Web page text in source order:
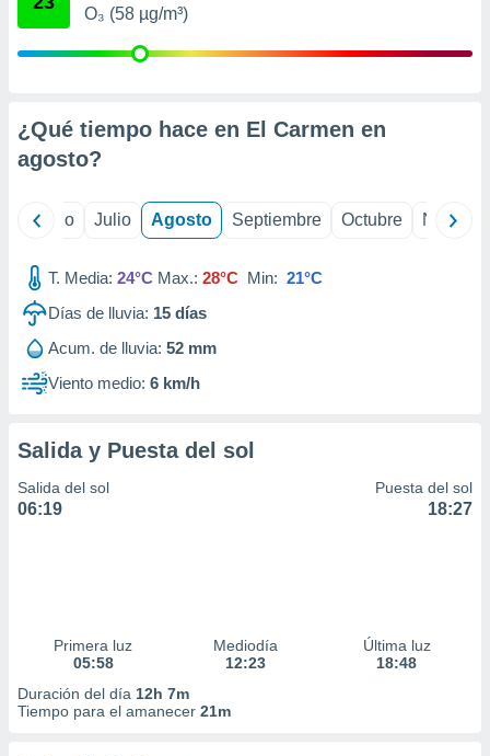
mediante
publicidad
publicidad
1199
O₃ (58 µg/m³)
¿Qué tiempo hace en El Carmen en
agosto?
Junio Julio Agosto Septiembre Octubre
T. Media: 24°C Max.: 28°C Min: 21°C
Días de lluvia: 15 días
Acum. de lluvia: 52 mm
Viento medio: 6 km/h
Salida y Puesta del sol
Salida del sol
06:19
Puesta del sol
18:27
Primera luz
05:58
Mediodía
12:23
Última luz
18:48
Duración del día 12h 7m
Tiempo para el amanecer 21m